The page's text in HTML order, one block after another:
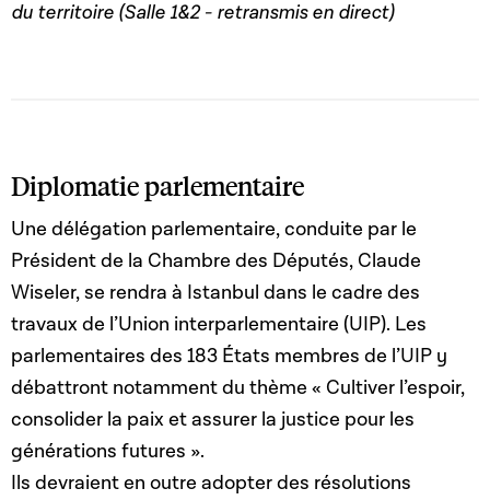
du territoire (Salle 1&2 - retransmis en direct)
Diplomatie parlementaire
Une délégation parlementaire, conduite par le
Président de la Chambre des Députés, Claude
Wiseler, se rendra à Istanbul dans le cadre des
travaux de l’Union interparlementaire (UIP). Les
parlementaires des 183 États membres de l’UIP y
débattront notamment du thème « Cultiver l’espoir,
consolider la paix et assurer la justice pour les
générations futures ».
Ils devraient en outre adopter des résolutions